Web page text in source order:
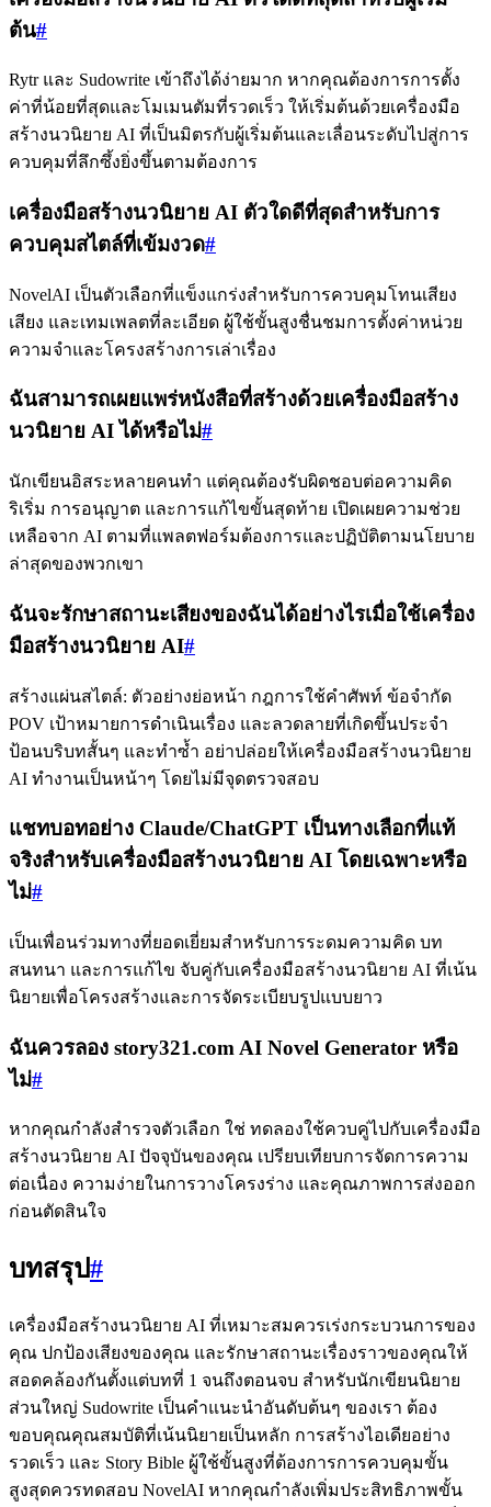
ต้น#
Rytr และ Sudowrite เข้าถึงได้ง่ายมาก หากคุณต้องการการตั้ง
ค่าที่น้อยที่สุดและโมเมนตัมที่รวดเร็ว ให้เริ่มต้นด้วยเครื่องมือ
สร้างนวนิยาย AI ที่เป็นมิตรกับผู้เริ่มต้นและเลื่อนระดับไปสู่การ
ควบคุมที่ลึกซึ้งยิ่งขึ้นตามต้องการ
เครื่องมือสร้างนวนิยาย AI ตัวใดดีที่สุดสำหรับการ
ควบคุมสไตล์ที่เข้มงวด#
NovelAI เป็นตัวเลือกที่แข็งแกร่งสำหรับการควบคุมโทนเสียง
เสียง และเทมเพลตที่ละเอียด ผู้ใช้ขั้นสูงชื่นชมการตั้งค่าหน่วย
ความจำและโครงสร้างการเล่าเรื่อง
ฉันสามารถเผยแพร่หนังสือที่สร้างด้วยเครื่องมือสร้าง
นวนิยาย AI ได้หรือไม่#
นักเขียนอิสระหลายคนทำ แต่คุณต้องรับผิดชอบต่อความคิด
ริเริ่ม การอนุญาต และการแก้ไขขั้นสุดท้าย เปิดเผยความช่วย
เหลือจาก AI ตามที่แพลตฟอร์มต้องการและปฏิบัติตามนโยบาย
ล่าสุดของพวกเขา
ฉันจะรักษาสถานะเสียงของฉันได้อย่างไรเมื่อใช้เครื่อง
มือสร้างนวนิยาย AI#
สร้างแผ่นสไตล์: ตัวอย่างย่อหน้า กฎการใช้คำศัพท์ ข้อจำกัด
POV เป้าหมายการดำเนินเรื่อง และลวดลายที่เกิดขึ้นประจำ
ป้อนบริบทสั้นๆ และทำซ้ำ อย่าปล่อยให้เครื่องมือสร้างนวนิยาย
AI ทำงานเป็นหน้าๆ โดยไม่มีจุดตรวจสอบ
แชทบอทอย่าง Claude/ChatGPT เป็นทางเลือกที่แท้
จริงสำหรับเครื่องมือสร้างนวนิยาย AI โดยเฉพาะหรือ
ไม่#
เป็นเพื่อนร่วมทางที่ยอดเยี่ยมสำหรับการระดมความคิด บท
สนทนา และการแก้ไข จับคู่กับเครื่องมือสร้างนวนิยาย AI ที่เน้น
นิยายเพื่อโครงสร้างและการจัดระเบียบรูปแบบยาว
ฉันควรลอง story321.com AI Novel Generator หรือ
ไม่#
หากคุณกำลังสำรวจตัวเลือก ใช่ ทดลองใช้ควบคู่ไปกับเครื่องมือ
สร้างนวนิยาย AI ปัจจุบันของคุณ เปรียบเทียบการจัดการความ
ต่อเนื่อง ความง่ายในการวางโครงร่าง และคุณภาพการส่งออก
ก่อนตัดสินใจ
บทสรุป#
เครื่องมือสร้างนวนิยาย AI ที่เหมาะสมควรเร่งกระบวนการของ
คุณ ปกป้องเสียงของคุณ และรักษาสถานะเรื่องราวของคุณให้
สอดคล้องกันตั้งแต่บทที่ 1 จนถึงตอนจบ สำหรับนักเขียนนิยาย
ส่วนใหญ่ Sudowrite เป็นคำแนะนำอันดับต้นๆ ของเรา ต้อง
ขอบคุณคุณสมบัติที่เน้นนิยายเป็นหลัก การสร้างไอเดียอย่าง
รวดเร็ว และ Story Bible ผู้ใช้ขั้นสูงที่ต้องการการควบคุมขั้น
สูงสุดควรทดสอบ NovelAI หากคุณกำลังเพิ่มประสิทธิภาพขั้น